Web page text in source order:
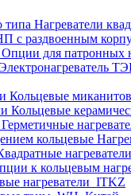
Нагреватели
с раздвоенным
Опции для патронных
Кольцевые
Кольцевые
Герметичные
к кольцевым
нагреватели_ITKZ